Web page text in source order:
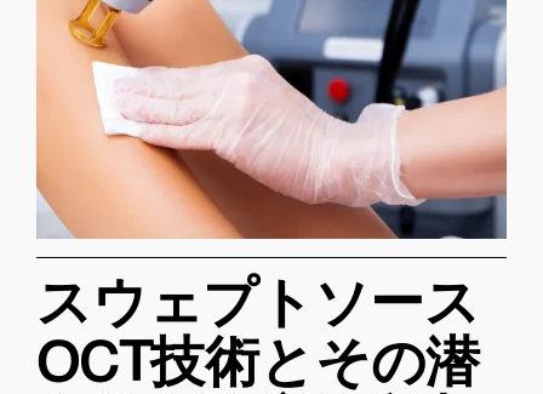
スウェプトソース
OCT技術とその潜